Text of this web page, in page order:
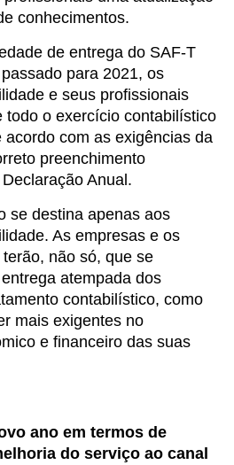
conhecimentos.
de entrega do SAF-T
para 2021, os
e seus profissionais
todo o exercício contabilístico
com as exigências da
preenchimento
Anual.
se destina apenas aos
As empresas e os
não só, que se
atempada dos
contabilístico, como
mais exigentes no
e financeiro das suas
ano em termos de
do serviço ao canal